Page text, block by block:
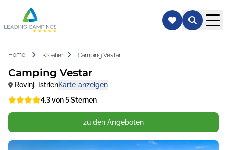
Home Kroatien Camping Vestar
Camping Vestar
Rovinj, IstrienKarte anzeigen
4.3 von 5 Sternen
zu den Angeboten